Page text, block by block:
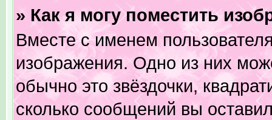
» Как я могу поместить
Вместе с именем
изображения. Одно из них
обычно это звёздочки,
сколько сообщений вы